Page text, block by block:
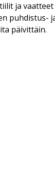
ja
puhdistus-
päivittäin.